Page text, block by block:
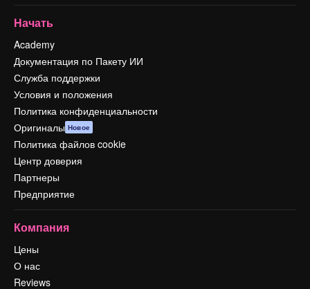
Начать
Academy
Документация по Пакету ИИ
Служба поддержки
Условия и положения
Политика конфиденциальности
Оригиналы Новое
Политика файлов cookie
Центр доверия
Партнеры
Предприятие
Компания
Цены
О нас
Reviews